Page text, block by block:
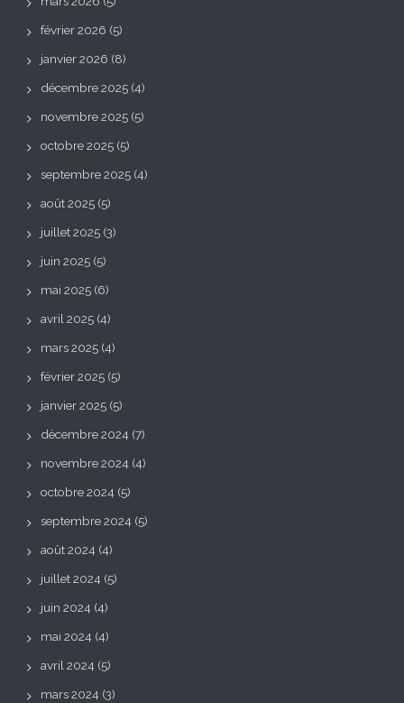
février 2026 (5)
janvier 2026 (8)
décembre 2025 (4)
novembre 2025 (5)
octobre 2025 (5)
septembre 2025 (4)
août 2025 (5)
juillet 2025 (3)
juin 2025 (5)
mai 2025 (6)
avril 2025 (4)
mars 2025 (4)
février 2025 (5)
janvier 2025 (5)
décembre 2024 (7)
novembre 2024 (4)
octobre 2024 (5)
septembre 2024 (5)
août 2024 (4)
juillet 2024 (5)
juin 2024 (4)
mai 2024 (4)
avril 2024 (5)
mars 2024 (3)